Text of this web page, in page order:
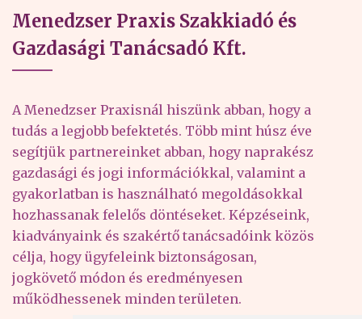
Menedzser Praxis Szakkiadó és
Gazdasági Tanácsadó Kft.
A Menedzser Praxisnál hiszünk abban, hogy a
tudás a legjobb befektetés. Több mint húsz éve
segítjük partnereinket abban, hogy naprakész
gazdasági és jogi információkkal, valamint a
gyakorlatban is használható megoldásokkal
hozhassanak felelős döntéseket. Képzéseink,
kiadványaink és szakértő tanácsadóink közös
célja, hogy ügyfeleink biztonságosan,
jogkövető módon és eredményesen
működhessenek minden területen.